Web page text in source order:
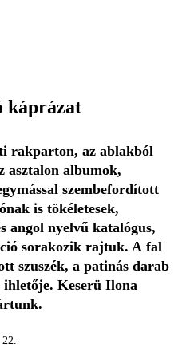
káprázat
rakparton, az ablakból
asztalon albumok,
szembefordított
is tökéletesek,
angol nyelvű katalógus,
sorakozik rajtuk. A fal
szuszék, a patinás darab
ihletője. Keserü Ilona